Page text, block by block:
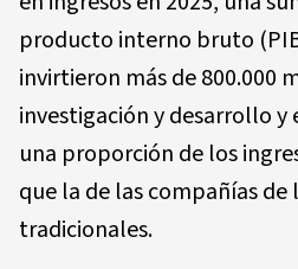
producto interno bruto
invirtieron más de 800.000
investigación y desarrollo y
una proporción de los
que la de las compañías de
tradicionales.